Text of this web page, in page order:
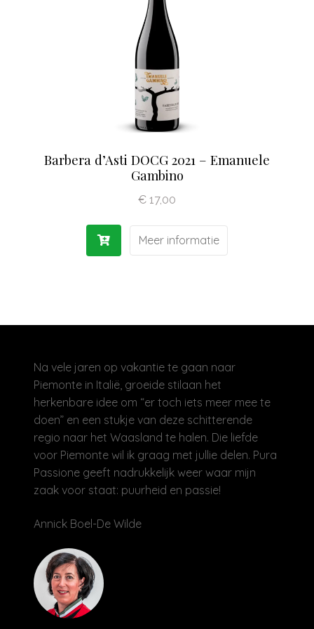
Barbera d’Asti DOCG 2021 – Emanuele
Gambino
€ 17,00
Meer informatie
Na vele jaren op vakantie te gaan naar
Piemonte in Italië, groeide stilaan het
herkenbare idee om “er toch iets meer mee te
doen” en een stukje van deze schitterende
regio naar het Waasland te halen. Die liefde
voor Piemonte wil ik graag met jullie delen. Pura
Passione geeft nadrukkelijk weer waar mijn
zaak voor staat: puurheid en passie!
Annick Boel-De Wilde